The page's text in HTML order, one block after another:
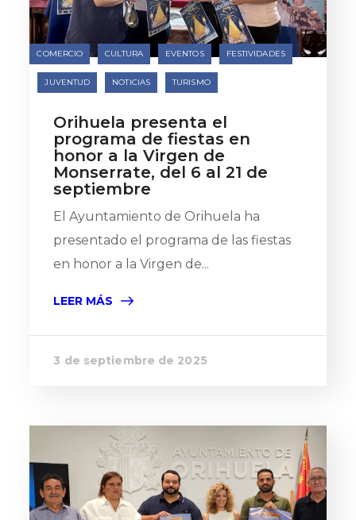
COMERCIO CULTURA EVENTOS FESTIVIDADES
JUVENTUD NOTICIAS TURISMO
Orihuela presenta el
programa de fiestas en
honor a la Virgen de
Monserrate, del 6 al 21 de
septiembre
El Ayuntamiento de Orihuela ha
presentado el programa de las fiestas
en honor a la Virgen de...
LEER MÁS
3 de septiembre de 2025